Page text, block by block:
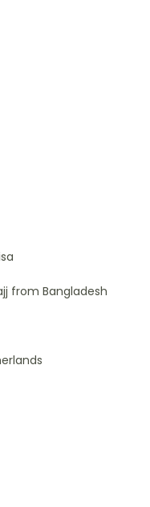
from Bangladesh